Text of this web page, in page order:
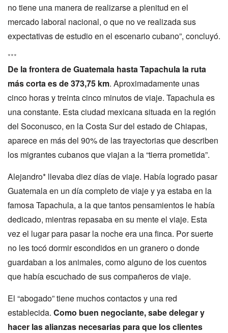
no tiene una manera de realizarse a plenitud en el
mercado laboral nacional, o que no ve realizada sus
expectativas de estudio en el escenario cubano”, concluyó.
***
De la frontera de Guatemala hasta Tapachula la ruta
más corta es de 373,75 km. Aproximadamente unas
cinco horas y treinta cinco minutos de viaje. Tapachula es
una constante. Esta ciudad mexicana situada en la región
del Soconusco, en la Costa Sur del estado de Chiapas,
aparece en más del 90% de las trayectorias que describen
los migrantes cubanos que viajan a la “tierra prometida”.
Alejandro* llevaba diez días de viaje. Había logrado pasar
Guatemala en un día completo de viaje y ya estaba en la
famosa Tapachula, a la que tantos pensamientos le había
dedicado, mientras repasaba en su mente el viaje. Esta
vez el lugar para pasar la noche era una finca. Por suerte
no les tocó dormir escondidos en un granero o donde
guardaban a los animales, como alguno de los cuentos
que había escuchado de sus compañeros de viaje.
El “abogado” tiene muchos contactos y una red
establecida. Como buen negociante, sabe delegar y
hacer las alianzas necesarias para que los clientes